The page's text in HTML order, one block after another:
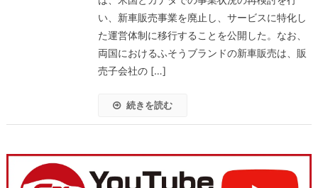
い、新車販売事業を廃止し、サービスに特化し
た運営体制に移行することを公開した。なお、
両国におけるふそうブランドの新車販売は、販
売子会社の […]
続きを読む